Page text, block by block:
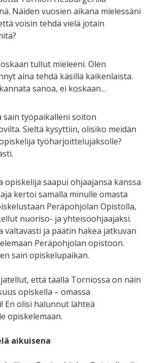
Näiden vuosien aikana mielessäni
voisin tehdä vielä jotain
tullut mieleeni. Olen
aina tehdä käsillä kaikenlaista.
sanoa, ei koskaan…
sain työpaikalleni soiton
Sieltä kysyttiin, olisiko meidän
työharjoittelujaksolle?
opiskelija saapui ohjaajansa kanssa
kertoi samalla minulle omasta
Peräpohjolan Opistolla,
nuoriso- ja yhteisöohjaajaksi.
valtavasti ja päätin hakea jatkuvan
Peräpohjolan opistoon.
sain opiskelupaikan.
että täällä Torniossa on näin
opiskella – omassa
En olisi halunnut lähteä
opiskelemaan.
aikuisena